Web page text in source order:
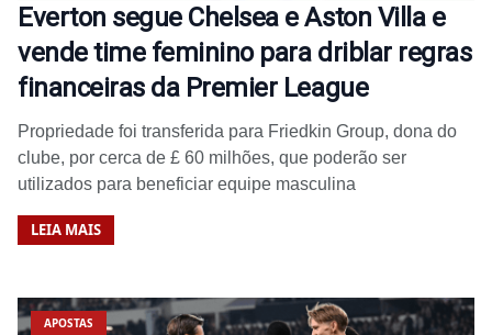
Everton segue Chelsea e Aston Villa e
vende time feminino para driblar regras
financeiras da Premier League
Propriedade foi transferida para Friedkin Group, dona do
clube, por cerca de £ 60 milhões, que poderão ser
utilizados para beneficiar equipe masculina
LEIA MAIS
APOSTAS